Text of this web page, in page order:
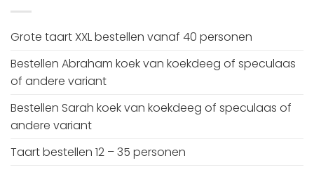
Grote taart XXL bestellen vanaf 40 personen
Bestellen Abraham koek van koekdeeg of speculaas
of andere variant
Bestellen Sarah koek van koekdeeg of speculaas of
andere variant
Taart bestellen 12 – 35 personen